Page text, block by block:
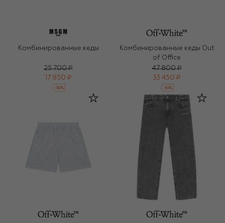
Комбинированные кеды
25 700 ₽
17 950 ₽
-30%
Комбинированные кеды Out
of Office
47 800 ₽
33 450 ₽
-30%